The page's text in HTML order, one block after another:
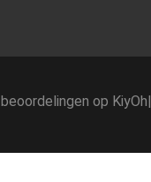
beoordelingen op KiyOh|